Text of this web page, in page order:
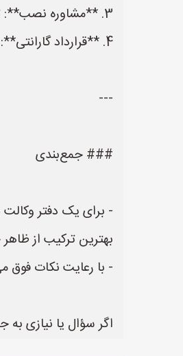
3. **مشاوره نصب**: تیم نصب حرفه‌ای که با پارکت چوبی کار کرده باشد را انتخاب کنید؛ نصب ناصحیح می‌تواند باعث انقباض یا صدور صدا شود.
4. **قرارداد گارانتی**: از مدت زمان گارانتی (معمولاً ۵ تا ۱۰ سال) و پوشش‌های آن مطمئن شوید.
---
### جمع‌بندی
بهترین ترکیب از
- با رعایت نکات فوق
اگر سؤال یا نیازی